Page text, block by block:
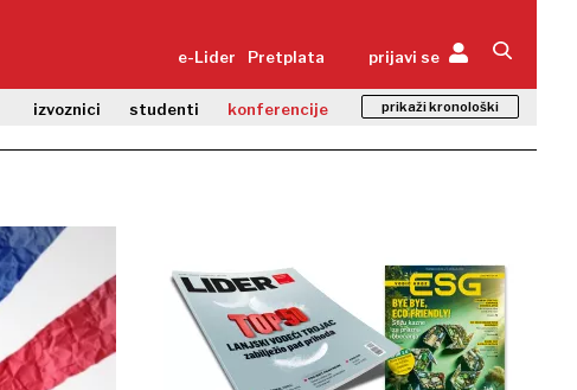
e-Lider Pretplata prijavi se
izvoznici studenti konferencije prikaži kronološki